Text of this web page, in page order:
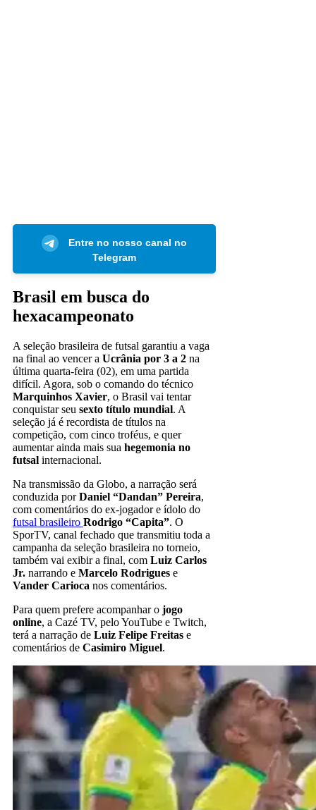
Entre no nosso canal no
Telegram
Brasil em busca do
hexacampeonato
A seleção brasileira de futsal garantiu a vaga
na final ao vencer a Ucrânia por 3 a 2 na
última quarta-feira (02), em uma partida
difícil. Agora, sob o comando do técnico
Marquinhos Xavier, o Brasil vai tentar
conquistar seu sexto título mundial. A
seleção já é recordista de títulos na
competição, com cinco troféus, e quer
aumentar ainda mais sua hegemonia no
futsal internacional.
Na transmissão da Globo, a narração será
conduzida porDaniel “Dandan” Pereira,
com comentários do ex-jogador e ídolo do
futsal brasileiro Rodrigo “Capita”. O
SporTV, canal fechado que transmitiu toda a
campanha da seleção brasileira no torneio,
também vai exibir a final, com Luiz Carlos
Jr. narrando e Marcelo Rodrigues e
Vander Carioca nos comentários.
Para quem prefere acompanhar o jogo
online, a Cazé TV, pelo YouTube e Twitch,
terá a narração de Luiz Felipe Freitas e
comentários de Casimiro Miguel.